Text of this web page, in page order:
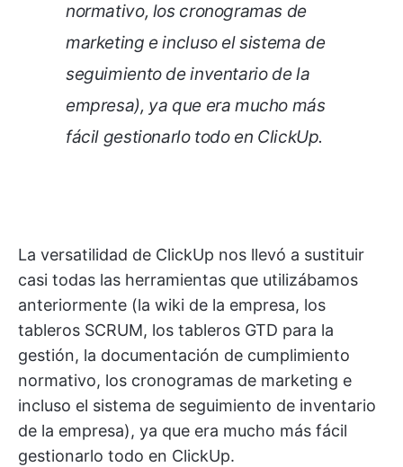
normativo, los cronogramas de
marketing e incluso el sistema de
seguimiento de inventario de la
empresa), ya que era mucho más
fácil gestionarlo todo en ClickUp.
La versatilidad de ClickUp nos llevó a sustituir
casi todas las herramientas que utilizábamos
anteriormente (la wiki de la empresa, los
tableros SCRUM, los tableros GTD para la
gestión, la documentación de cumplimiento
normativo, los cronogramas de marketing e
incluso el sistema de seguimiento de inventario
de la empresa), ya que era mucho más fácil
gestionarlo todo en ClickUp.